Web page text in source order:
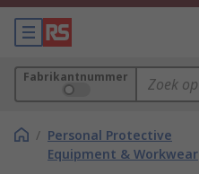
Fabrikantnummer
/ Personal Protective
Equipment & Workwear